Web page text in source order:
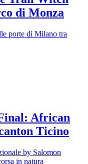
di Monza
porte di Milano tra
African
Ticino
by Salomon
in natura